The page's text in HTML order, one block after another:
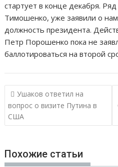
стартует в конце декабря.
Тимошенко, уже заявили о
должность президента.
Петр Порошенко пока не
баллотироваться на второй
Н
а
в
а
Ушаков ответил на
вопрос о визите Путина в
США
Похожие статьи